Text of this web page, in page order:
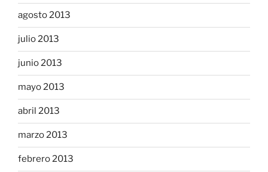
agosto 2013
julio 2013
junio 2013
mayo 2013
abril 2013
marzo 2013
febrero 2013